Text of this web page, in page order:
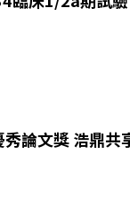
論文獎 浩鼎共